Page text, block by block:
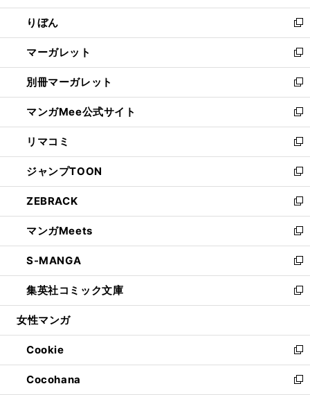
開
く
ウ
で
開
く
ン
ド
ウ
で
開
く
ウ
ィ
ン
ド
ウ
で
開
く
りぼん
新
し
い
ウ
ィ
ン
ド
ウ
で
開
く
マーガレット
新
し
い
ウ
ィ
ン
ド
ウ
で
開
く
別冊マーガレット
新
し
い
ウ
ィ
ン
ド
ウ
で
開
く
マンガMee公式サイト
新
し
い
ウ
ィ
ン
ド
ウ
で
開
く
リマコミ
新
し
い
ウ
ィ
ン
ド
ウ
で
開
く
ジャンプTOON
新
し
い
ウ
ィ
ン
ド
ウ
で
開
ZEBRACK
新
し
い
ウ
ィ
ン
ド
ウ
開
く
マンガMeets
新
し
い
ウ
ィ
ン
ウ
で
開
く
S-MANGA
新
し
い
ウ
ン
ド
ウ
で
集英社コミック文庫
新
し
ウ
ィ
ン
ド
女性マンガ
Cookie
新
し
い
Cocohana
新